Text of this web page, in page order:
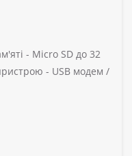
- Micro SD до 32
- USB модем /